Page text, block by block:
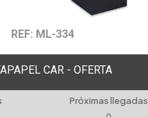
REF: ML-334
CAR - OFERTA
Próximas llegadas